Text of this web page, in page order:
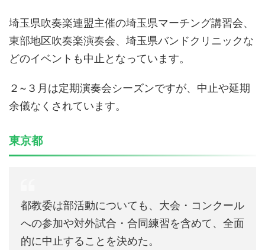
埼玉県吹奏楽連盟主催の埼玉県マーチング講習会、
東部地区吹奏楽演奏会、埼玉県バンドクリニックな
どのイベントも中止となっています。
２~３月は定期演奏会シーズンですが、中止や延期
余儀なくされています。
東京都
都教委は部活動についても、大会・コンクール
への参加や対外試合・合同練習を含めて、全面
的に中止することを決めた。